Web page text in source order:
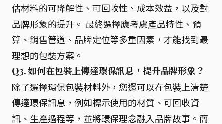
估材料的可降解性、可回收性、成本效益，以及對
品牌形象的提升。 最終選擇應考慮產品特性、預
算、銷售管道、品牌定位等多重因素，才能找到最
理想的包裝方案。
Q3. 如何在包裝上傳達環保訊息，提升品牌形象？
除了選擇環保包裝材料外，您還可以在包裝上清楚
傳達環保訊息，例如標示使用的材質、可回收資
訊、生產過程等，並將環保理念融入品牌故事。簡